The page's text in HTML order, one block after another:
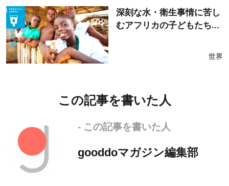
深刻な水・衛生事情に苦し
むアフリカの子どもたち...
世界
この記事を書いた人
- この記事を書いた人
gooddoマガジン編集部